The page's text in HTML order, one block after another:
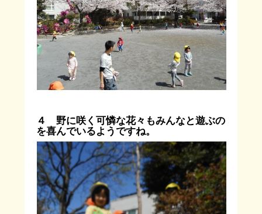
４ 野に咲く可憐な花々もみんなと遊ぶの
を喜んでいるようですね。